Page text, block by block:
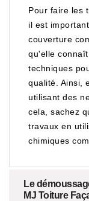
Pour faire les
il est
couverture
qu'elle
techniques
qualité. Ainsi,
utilisant des
cela, sachez
travaux en
chimiques
Le
MJ Toiture